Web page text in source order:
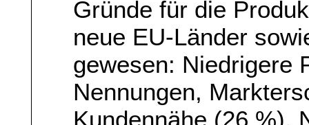
Gründe für die
neue EU-Länder
gewesen: Niedrigere
Nennungen,
Kundennähe (26 %),